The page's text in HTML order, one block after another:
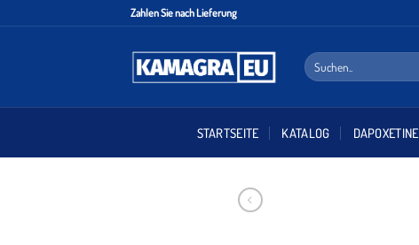
Zahlen Sie nach Lieferung
STARTSEITE KATALOG DAPOXETINE